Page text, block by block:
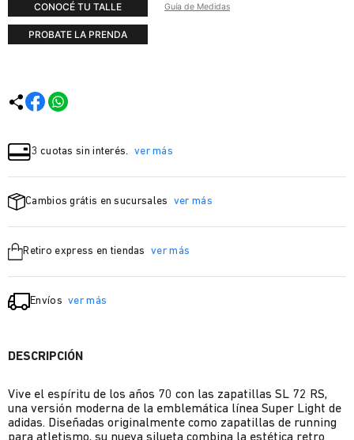
CONOCÉ TU TALLE Guía de Medidas
PROBATE LA PRENDA
3 cuotas sin interés. ver más
Cambios grátis en sucursales ver más
Retiro express en tiendas ver más
Envíos ver más
DESCRIPCIÓN
Vive el espíritu de los años 70 con las zapatillas SL 72 RS,
una versión moderna de la emblemática línea Super Light de
adidas. Diseñadas originalmente como zapatillas de running